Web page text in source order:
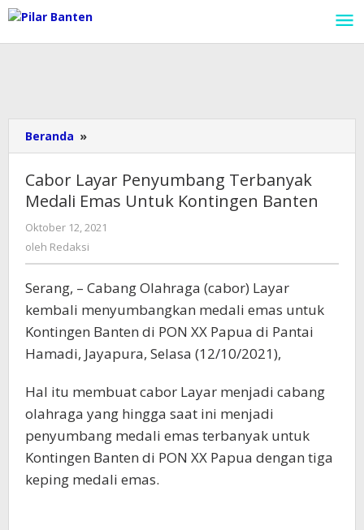
Lewati
ke
konten
Beranda »
Layar
Terbanyak
Medali
Emas
Cabor Layar Penyumbang Terbanyak
Medali Emas Untuk Kontingen Banten
Oktober 12, 2021
oleh Redaksi
Serang, – Cabang Olahraga (cabor) Layar
kembali menyumbangkan medali emas untuk
Kontingen Banten di PON XX Papua di Pantai
Hamadi, Jayapura, Selasa (12/10/2021),
Hal itu membuat cabor Layar menjadi cabang
olahraga yang hingga saat ini menjadi
penyumbang medali emas terbanyak untuk
Kontingen Banten di PON XX Papua dengan tiga
keping medali emas.